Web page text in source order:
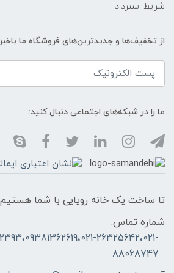
شرایط استرداد
از تخفیف‌ها و جدیدترین‌های فروشگاه ما
ما را در شبکه‌های اجتماعی دنبال کنید:
تا ساخت یک خانه رویایی با شما هستیم
شماره تماس:
09193902393،09381362619،021-
88068747